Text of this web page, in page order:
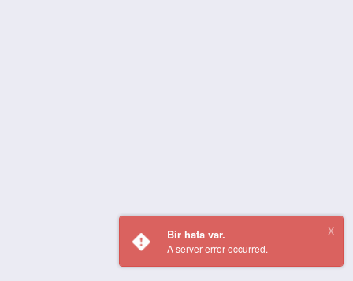
Bir hata var.
A server error occurred.